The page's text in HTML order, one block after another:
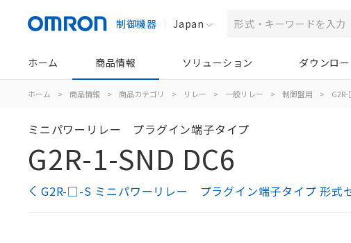
制御機器 Japan
ホーム 商品情報 ソリューション ダウンロー
ホーム > 商品情報 > 商品カテゴリ > リレー > 一般リレー > 制御盤用 >
ミニパワーリレー プラグイン端子タイプ
G2R-1-SND DC6
G2R-□-S ミニパワーリレー プラグイン端子タイプ 形式